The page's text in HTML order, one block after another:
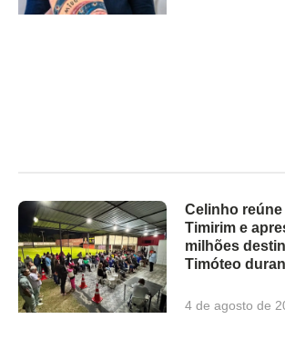
Celinho
Timirim e
milhões
Timóteo
4 de agosto de